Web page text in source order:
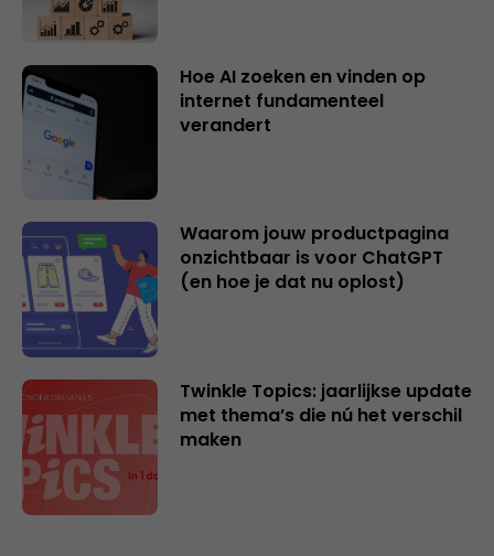
Hoe AI zoeken en vinden op
internet fundamenteel
verandert
Waarom jouw productpagina
onzichtbaar is voor ChatGPT
(en hoe je dat nu oplost)
Twinkle Topics: jaarlijkse update
met thema’s die nú het verschil
maken